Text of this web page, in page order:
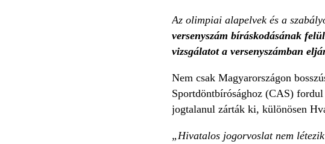
Az olimpiai alapelvek és a
versenyszám bíráskodásának
vizsgálatot a versenyszámban
Nem csak Magyarországon
Sportdöntbírósághoz (CAS)
jogtalanul zárták ki, különösen
„Hivatalos jogorvoslat nem